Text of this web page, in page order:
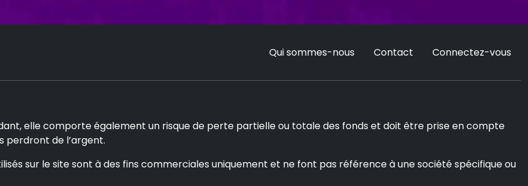
Qui sommes-nous Contact Connectez-vous
elle comporte également un risque de perte partielle ou totale des fonds et doit être prise en compte
perdront de l’argent.
sur le site sont à des fins commerciales uniquement et ne font pas référence à une société spécifique ou